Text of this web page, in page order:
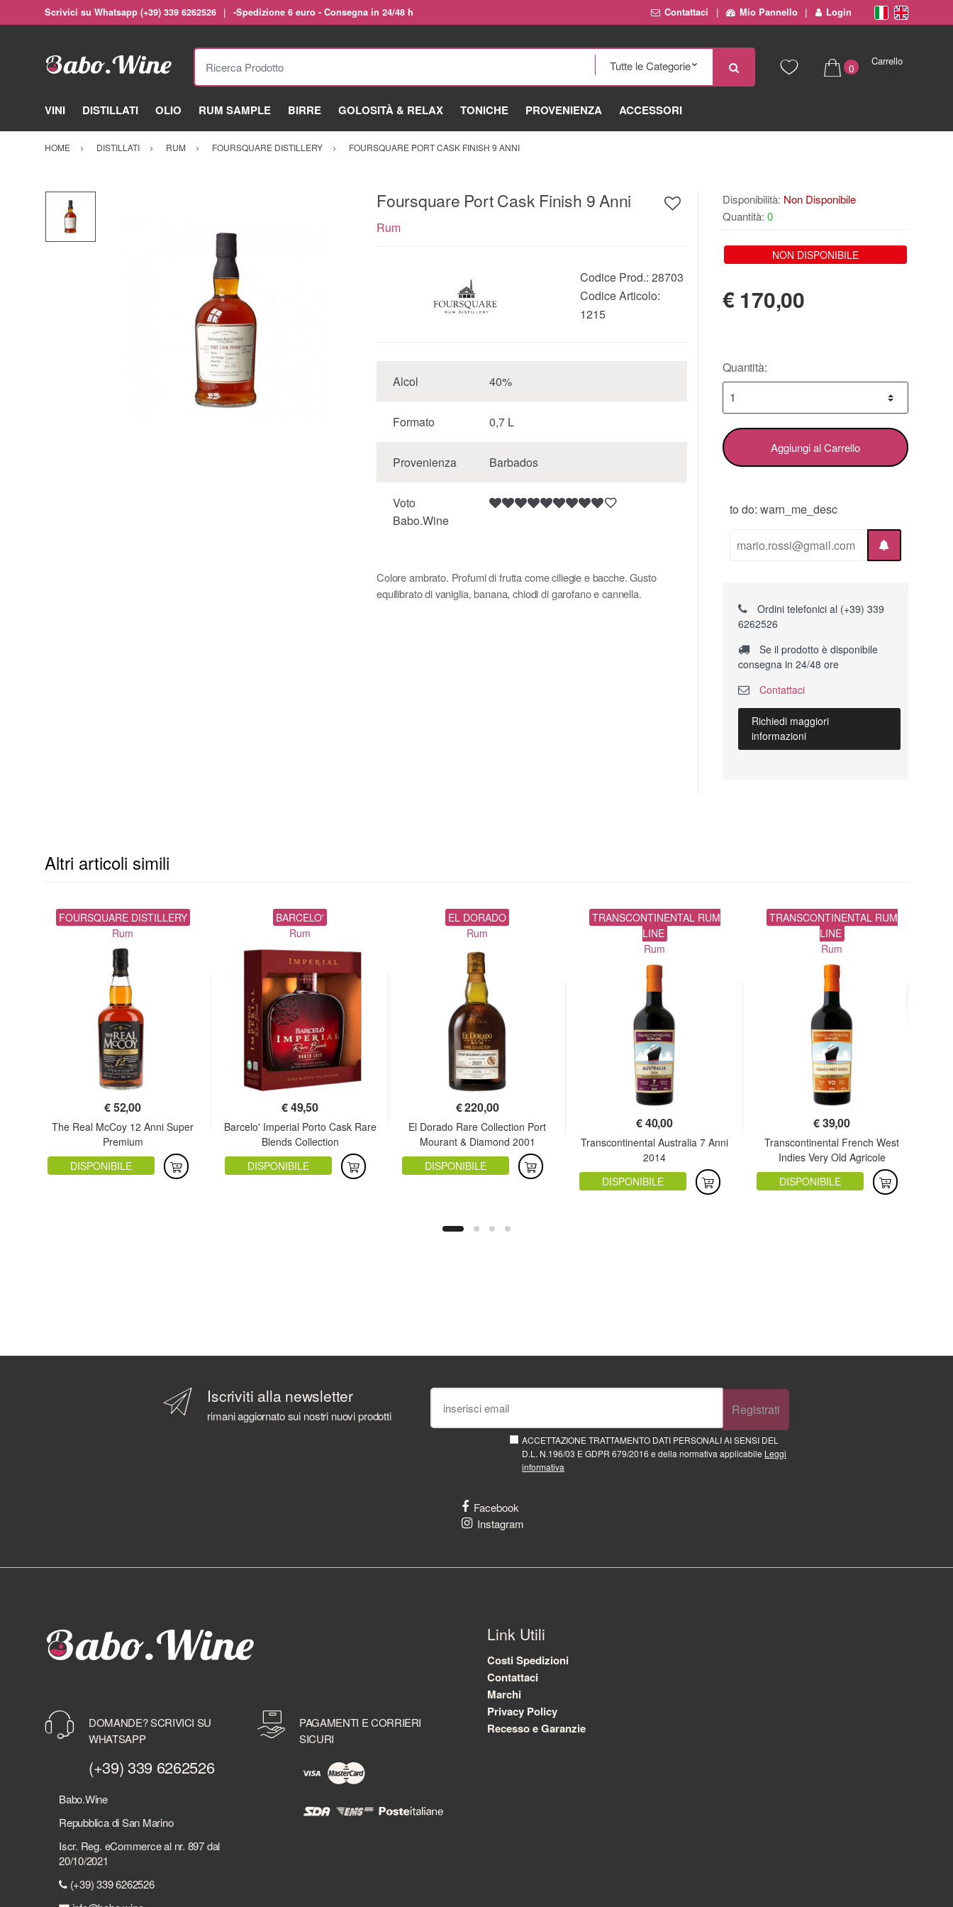
Scrivici su Whatsapp (+39) 339 6262526 -Spedizione 6 euro - Consegna in 24/48 h Contattaci Mio Pannello Login
Ricerca Prodotto
0
Carrello
VINI DISTILLATI OLIO RUM SAMPLE BIRRE GOLOSITÀ & RELAX TONICHE PROVENIENZA ACCESSORI
HOME DISTILLATI RUM FOURSQUARE DISTILLERY FOURSQUARE PORT CASK FINISH 9 ANNI
Foursquare Port Cask Finish 9 Anni
Rum
Codice Prod.: 28703
Codice Articolo:
1215
Alcol 40%
Formato 0,7 L
Provenienza Barbados
Voto
Babo.Wine
Colore ambrato. Profumi di frutta come ciliegie e bacche. Gusto
equilibrato di vaniglia, banana, chiodi di garofano e cannella.
Disponibilità: Non Disponibile
Quantità: 0
NON DISPONIBILE
€ 170,00
Quantità:
Aggiungi al Carrello
to do: warn_me_desc
Ordini telefonici al (+39) 339
6262526
Se il prodotto è disponibile
consegna in 24/48 ore
Contattaci
Richiedi maggiori
informazioni
Altri articoli simili
FOURSQUARE DISTILLERY
Rum
€52,00
The Real McCoy 12 Anni Super
Premium
DISPONIBILE
BARCELO'
Rum
€49,50
Barcelo' Imperial Porto Cask Rare
Blends Collection
DISPONIBILE
EL DORADO
Rum
€220,00
El Dorado Rare Collection Port
Mourant & Diamond 2001
DISPONIBILE
TRANSCONTINENTAL RUM
LINE
Rum
€40,00
Transcontinental Australia 7 Anni
2014
DISPONIBILE
TRANSCONTINENTAL RUM
LINE
Rum
€39,00
Transcontinental French West
Indies Very Old Agricole
DISPONIBILE
Iscriviti alla newsletter
rimani aggiornato sui nostri nuovi prodotti Registrati
ACCETTAZIONE TRATTAMENTO DATI PERSONALI AI SENSI DEL
D.L. N.196/03 E GDPR 679/2016 e della normativa applicabile Leggi
informativa
Facebook
Instagram
DOMANDE? SCRIVICI SU
WHATSAPP
(+39) 339 6262526
Babo.Wine
Repubblica di San Marino
Iscr. Reg. eCommerce al nr. 897 dal
20/10/2021
(+39) 339 6262526
PAGAMENTI E CORRIERI
SICURI
Link Utili
Costi Spedizioni
Contattaci
Marchi
Privacy Policy
Recesso e Garanzie